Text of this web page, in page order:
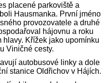
placené parkoviště a
Hausmanka. První jméno
provozovatele a druhé
hájovnu a roku
Křížek jako upomínku
Viničné cesty.
autobusové linky a dole
stanice Oldřichov v Hájích.